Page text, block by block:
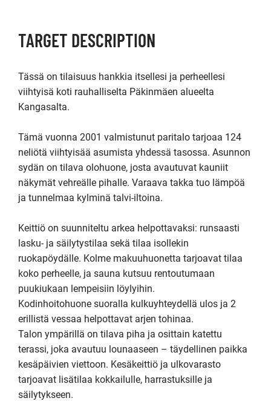
TARGET DESCRIPTION
Tässä on tilaisuus hankkia itsellesi ja perheellesi
viihtyisä koti rauhalliselta Päkinmäen alueelta
Kangasalta.
Tämä vuonna 2001 valmistunut paritalo tarjoaa 124
neliötä viihtyisää asumista yhdessä tasossa. Asunnon
sydän on tilava olohuone, josta avautuvat kauniit
näkymät vehreälle pihalle. Varaava takka tuo lämpöä
ja tunnelmaa kylminä talvi-iltoina.
Keittiö on suunniteltu arkea helpottavaksi: runsaasti
lasku- ja säilytystilaa sekä tilaa isollekin
ruokapöydälle. Kolme makuuhuonetta tarjoavat tilaa
koko perheelle, ja sauna kutsuu rentoutumaan
puukiukaan lempeisiin löylyihin.
Kodinhoitohuone suoralla kulkuyhteydellä ulos ja 2
erillistä vessaa helpottavat arjen tohinaa.
Talon ympärillä on tilava piha ja osittain katettu
terassi, joka avautuu lounaaseen – täydellinen paikka
kesäpäivien viettoon. Kesäkeittiö ja ulkovarasto
tarjoavat lisätilaa kokkailulle, harrastuksille ja
säilytykseen.